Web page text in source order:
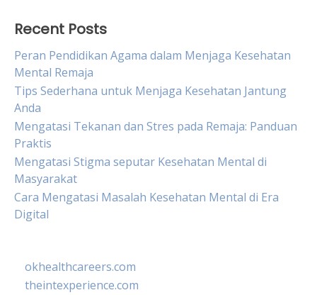
Recent Posts
Peran Pendidikan Agama dalam Menjaga Kesehatan
Mental Remaja
Tips Sederhana untuk Menjaga Kesehatan Jantung
Anda
Mengatasi Tekanan dan Stres pada Remaja: Panduan
Praktis
Mengatasi Stigma seputar Kesehatan Mental di
Masyarakat
Cara Mengatasi Masalah Kesehatan Mental di Era
Digital
okhealthcareers.com
theintexperience.com